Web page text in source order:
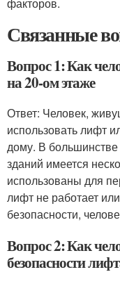
Связанные
Вопрос 1: Как
на 20-ом этаже
Ответ: Человек,
использовать лифт
дому. В
зданий имеется
использованы для
лифт не работает
безопасности,
Вопрос 2: Как
безопасности